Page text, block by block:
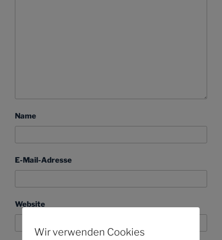
Name
E-Mail-Adresse
Website
Wir verwenden Cookies